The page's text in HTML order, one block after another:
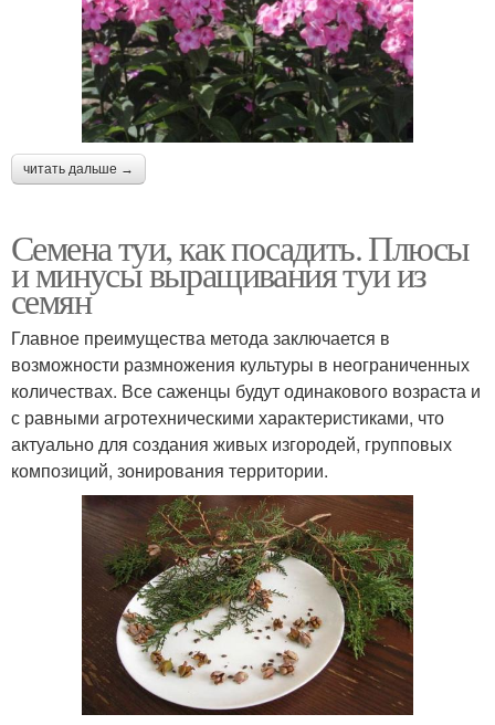
читать дальше →
Семена туи, как посадить. Плюсы
и минусы выращивания туи из
семян
Главное преимущества метода заключается в
возможности размножения культуры в неограниченных
количествах. Все саженцы будут одинакового возраста и
с равными агротехническими характеристиками, что
актуально для создания живых изгородей, групповых
композиций, зонирования территории.